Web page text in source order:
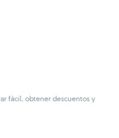
fácil, obtener descuentos y